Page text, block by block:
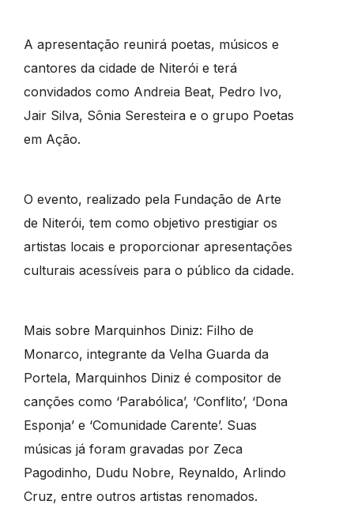
A apresentação reunirá poetas, músicos e
cantores da cidade de Niterói e terá
convidados como Andreia Beat, Pedro Ivo,
Jair Silva, Sônia Seresteira e o grupo Poetas
em Ação.
O evento, realizado pela Fundação de Arte
de Niterói, tem como objetivo prestigiar os
artistas locais e proporcionar apresentações
culturais acessíveis para o público da cidade.
Mais sobre Marquinhos Diniz: Filho de
Monarco, integrante da Velha Guarda da
Portela, Marquinhos Diniz é compositor de
canções como ‘Parabólica’, ‘Conflito’, ‘Dona
Esponja’ e ‘Comunidade Carente’. Suas
músicas já foram gravadas por Zeca
Pagodinho, Dudu Nobre, Reynaldo, Arlindo
Cruz, entre outros artistas renomados.